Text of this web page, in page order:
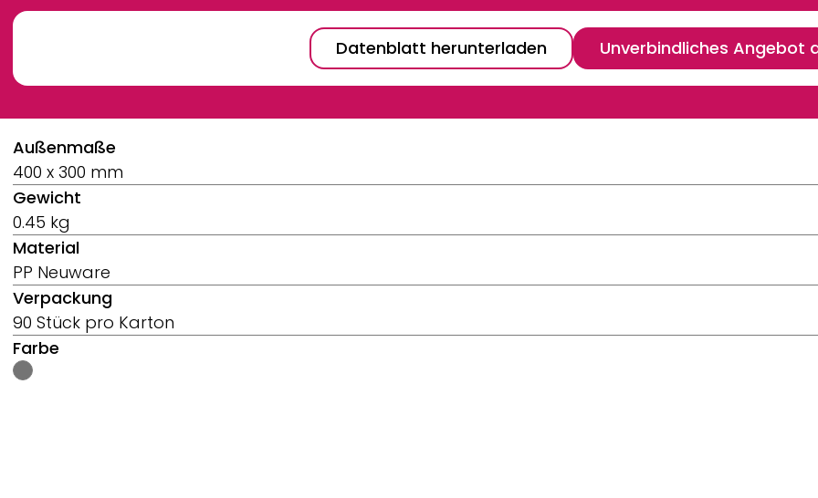
Datenblatt herunterladen Unverbindliches Angebot
Breadcrumb
Außenmaße
400 x 300 mm
Gewicht
0.45 kg
Material
PP Neuware
Verpackung
90 Stück pro Karton
Farbe